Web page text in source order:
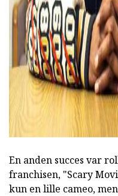
En anden succes var
franchisen, "Scary
kun en lille cameo,